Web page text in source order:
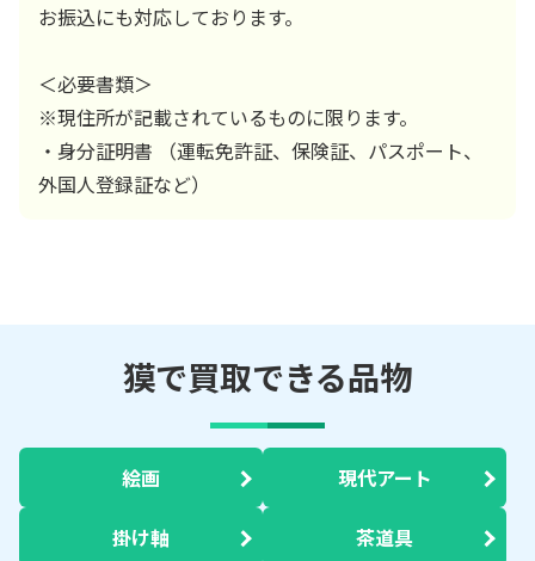
お振込にも対応しております。
＜必要書類＞
※現住所が記載されているものに限ります。
・身分証明書 （運転免許証、保険証、パスポート、
外国人登録証など）
獏で買取できる品物
絵画 現代アート
掛け軸 茶道具